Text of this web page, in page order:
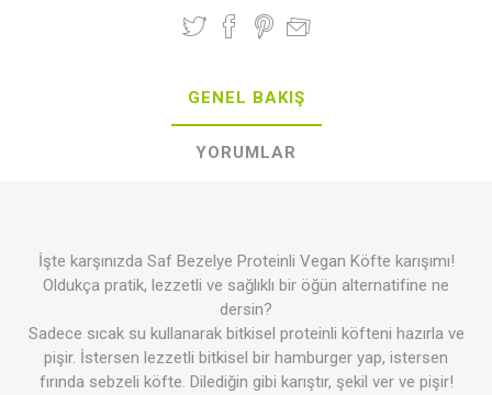
GENEL BAKIŞ
YORUMLAR
İşte karşınızda Saf Bezelye Proteinli Vegan Köfte karışımı!
Oldukça pratik, lezzetli ve sağlıklı bir öğün alternatifine ne
dersin?
Sadece sıcak su kullanarak bitkisel proteinli köfteni hazırla ve
pişir. İstersen lezzetli bitkisel bir hamburger yap, istersen
fırında sebzeli köfte. Dilediğin gibi karıştır, şekil ver ve pişir!